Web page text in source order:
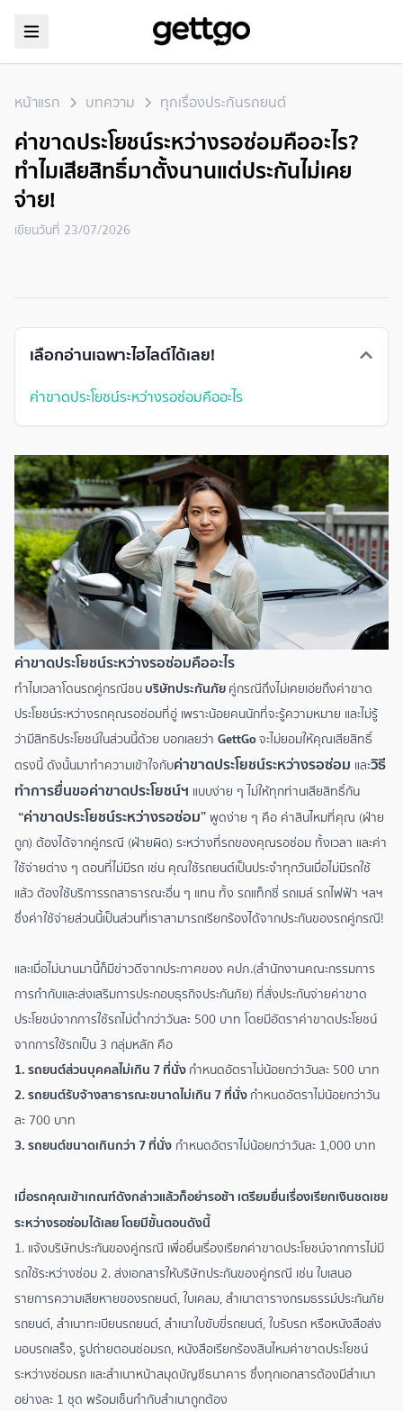
หน้าแรก บทความ ทุกเรื่องประกันรถยนต์
ค่าขาดประโยชน์ระหว่างรอซ่อมคืออะไร?
ทำไมเสียสิทธิ์มาตั้งนานแต่ประกันไม่เคย
จ่าย!
เขียนวันที่ 23/07/2026
เลือกอ่านเฉพาะไฮไลต์ได้เลย!
ค่าขาดประโยชน์ระหว่างรอซ่อมคืออะไร
ค่าขาดประโยชน์ระหว่างรอซ่อมคืออะไร
ทำไมเวลาโดนรถคู่กรณีชนบริษัทประกันภัยคู่กรณีถึงไม่เคยเอ่ยถึงค่าขาด
ประโยชน์ระหว่างรถคุณรอซ่อมที่อู่ เพราะน้อยคนนักที่จะรู้ความหมาย และไม่รู้
ว่ามีสิทธิประโยชน์ในส่วนนี้ด้วย บอกเลยว่า GettGoจะไม่ยอมให้คุณเสียสิทธิ์
ตรงนี้ ดังนั้นมาทำความเข้าใจกับค่าขาดประโยชน์ระหว่างรอซ่อม และวิธี
ทำการยื่นขอค่าขาดประโยชน์ฯ แบบง่าย ๆ ไม่ให้ทุกท่านเสียสิทธิ์กัน
“ค่าขาดประโยชน์ระหว่างรอซ่อม”พูดง่าย ๆ คือ ค่าสินไหมที่คุณ (ฝ่าย
ถูก) ต้องได้จากคู่กรณี (ฝ่ายผิด) ระหว่างที่รถของคุณรอซ่อม ทั้งเวลา และค่า
ใช้จ่ายต่าง ๆ ตอนที่ไม่มีรถ เช่น คุณใช้รถยนต์เป็นประจำทุกวันเมื่อไม่มีรถใช้
แล้ว ต้องใช้บริการรถสาธารณะอื่น ๆ แทน ทั้ง รถแท็กซี่ รถเมล์ รถไฟฟ้า ฯลฯ
ซึ่งค่าใช้จ่ายส่วนนี้เป็นส่วนที่เราสามารถเรียกร้องได้จากประกันของรถคู่กรณี!
และเมื่อไม่นานมานี้ก็มีข่าวดีจากประกาศของ คปภ.(สำนักงานคณะกรรมการ
การกำกับและส่งเสริมการประกอบธุรกิจประกันภัย) ที่สั่งประกันจ่ายค่าขาด
ประโยชน์จากการใช้รถไม่ต่ำกว่าวันละ 500 บาท โดยมีอัตราค่าขาดประโยชน์
จากการใช้รถเป็น 3 กลุ่มหลัก คือ
1. รถยนต์ส่วนบุคคลไม่เกิน 7 ที่นั่งกำหนดอัตราไม่น้อยกว่าวันละ 500 บาท
2. รถยนต์รับจ้างสาธารณะขนาดไม่เกิน 7 ที่นั่งกำหนดอัตราไม่น้อยกว่าวัน
ละ 700 บาท
3. รถยนต์ขนาดเกินกว่า 7 ที่นั่ง กำหนดอัตราไม่น้อยกว่าวันละ 1,000 บาท
เมื่อรถคุณเข้าเกณฑ์ดังกล่าวแล้วก็อย่ารอช้า เตรียมยื่นเรื่องเรียกเงินชดเชย
ระหว่างรอซ่อมได้เลย โดยมีขั้นตอนดังนี้
1. แจ้งบริษัทประกันของคู่กรณี เพื่อยื่นเรื่องเรียกค่าขาดประโยชน์จากการไม่มี
รถใช้ระหว่างซ่อม 2. ส่งเอกสารให้บริษัทประกันของคู่กรณี เช่น ใบเสนอ
รายการความเสียหายของรถยนต์, ใบเคลม, สำเนาตารางกรมธรรม์ประกันภัย
รถยนต์, สำเนาทะเบียนรถยนต์, สำเนาใบขับขี่รถยนต์, ใบรับรถ หรือหนังสือส่ง
มอบรถเสร็จ, รูปถ่ายตอนซ่อมรถ, หนังสือเรียกร้องสินไหมค่าขาดประโยชน์
ระหว่างซ่อมรถ และสำเนาหน้าสมุดบัญชีธนาคาร ซึ่งทุกเอกสารต้องมีสำเนา
อย่างละ 1 ชุด พร้อมเซ็นกำกับสำเนาถูกต้อง